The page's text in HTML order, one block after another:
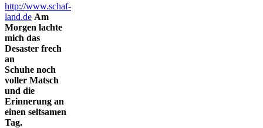
http://www.schaf-
land.de Am
Morgen lachte
mich das
Desaster frech
an
Schuhe noch
voller Matsch
und die
Erinnerung an
einen seltsamen
Tag.